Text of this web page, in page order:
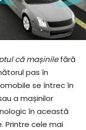
că mașinilefără
pas în
se întrec în
a mașinilor
în această
Printre cele mai